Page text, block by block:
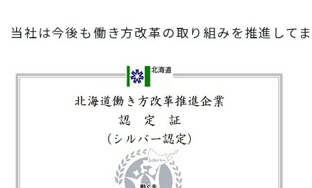
当社は今後も働き方改革の取り組みを推進して